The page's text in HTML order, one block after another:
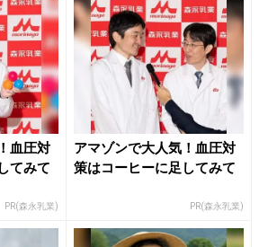
血圧対
てみて
PR(森永乳業)
アマゾンで大人気！血圧対
策はコーヒーに足してみて
PR(森永乳業)